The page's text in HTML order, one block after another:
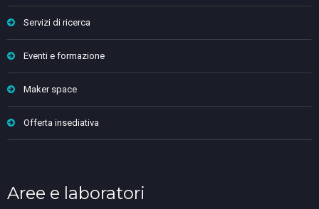
Servizi di ricerca
Eventi e formazione
Maker space
Offerta insediativa
Aree e laboratori